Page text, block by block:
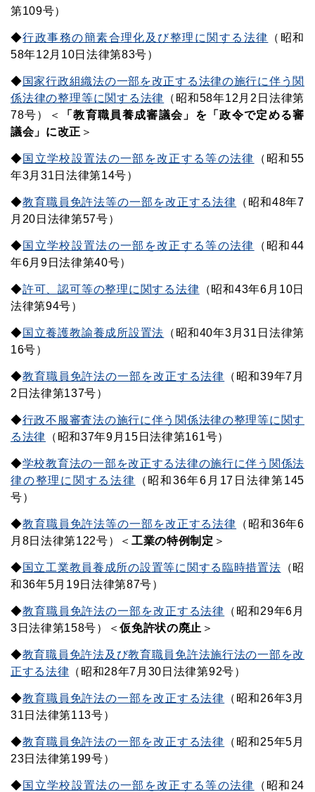
第109号）
◆行政事務の簡素合理化及び整理に関する法律 （昭和
58年12月10日法律第83号）
◆国家行政組織法の一部を改正する法律の施行に伴う関
係法律の整理等に関する法律 （昭和58年12月2日法律第
78号）＜
「教育職員養成審議会」を「政令で定める審
議会」に改正 ＞
◆国立学校設置法の一部を改正する等の法律 （昭和55
年3月31日法律第14号）
◆教育職員免許法等の一部を改正する法律 （昭和48年7
月20日法律第57号）
◆国立学校設置法の一部を改正する等の法律 （昭和44
年6月9日法律第40号）
◆許可、認可等の整理に関する法律 （昭和43年6月10日
法律第94号）
◆国立養護教諭養成所設置法 （昭和40年3月31日法律第
16号）
◆教育職員免許法の一部を改正する法律 （昭和39年7月
2日法律第137号）
◆行政不服審査法の施行に伴う関係法律の整理等に関す
る法律 （昭和37年9月15日法律第161号）
◆学校教育法の一部を改正する法律の施行に伴う関係法
律の整理に関する法律 （昭和36年6月17日法律第145
号）
◆教育職員免許法等の一部を改正する法律 （昭和36年6
月8日法律第122号）＜工業の特例制定 ＞
◆国立工業教員養成所の設置等に関する臨時措置法 （昭
和36年5月19日法律第87号）
◆教育職員免許法の一部を改正する法律 （昭和29年6月
3日法律第158号）＜仮免許状の廃止 ＞
◆教育職員免許法及び教育職員免許法施行法の一部を改
正する法律 （昭和28年7月30日法律第92号）
◆教育職員免許法の一部を改正する法律 （昭和26年3月
31日法律第113号）
◆教育職員免許法の一部を改正する法律 （昭和25年5月
23日法律第199号）
◆国立学校設置法の一部を改正する等の法律 （昭和24